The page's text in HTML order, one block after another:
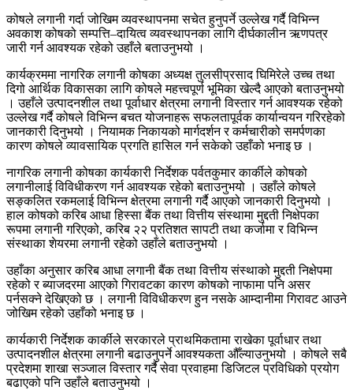
कोषले लगानी गर्दा जोखिम व्यवस्थापनमा सचेत हुनुपर्ने उल्लेख गर्दै विभिन्न
अवकाश कोषको सम्पत्ति–दायित्व व्यवस्थापनका लागि दीर्घकालीन ऋणपत्र
जारी गर्न आवश्यक रहेको उहाँले बताउनुभयो ।
कार्यक्रममा नागरिक लगानी कोषका अध्यक्ष तुलसीप्रसाद घिमिरेले उच्च तथा
दिगो आर्थिक विकासका लागि कोषले महत्त्वपूर्ण भूमिका खेल्दै आएको बताउनुभयो
। उहाँले उत्पादनशील तथा पूर्वाधार क्षेत्रमा लगानी विस्तार गर्न आवश्यक रहेको
उल्लेख गर्दै कोषले विभिन्न बचत योजनाहरू सफलतापूर्वक कार्यान्वयन गरिरहेको
जानकारी दिनुभयो । नियामक निकायको मार्गदर्शन र कर्मचारीको समर्पणका
कारण कोषले व्यावसायिक प्रगति हासिल गर्न सकेको उहाँको भनाइ छ ।
नागरिक लगानी कोषका कार्यकारी निर्देशक पर्वतकुमार कार्कीले कोषको
लगानीलाई विविधीकरण गर्न आवश्यक रहेको बताउनुभयो । उहाँले कोषले
सङ्कलित रकमलाई विभिन्न क्षेत्रमा लगानी गर्दै आएको जानकारी दिनुभयो ।
हाल कोषको करिब आधा हिस्सा बैंक तथा वित्तीय संस्थामा मुद्दती निक्षेपका
रूपमा लगानी गरिएको, करिब २२ प्रतिशत सापटी तथा कर्जामा र विभिन्न
संस्थाका शेयरमा लगानी रहेको उहाँले बताउनुभयो ।
उहाँका अनुसार करिब आधा लगानी बैंक तथा वित्तीय संस्थाको मुद्दती निक्षेपमा
रहेको र ब्याजदरमा आएको गिरावटका कारण कोषको नाफामा पनि असर
पर्नसक्ने देखिएको छ । लगानी विविधीकरण हुन नसके आम्दानीमा गिरावट आउने
जोखिम रहेको उहाँको भनाइ छ ।
कार्यकारी निर्देशक कार्कीले सरकारले प्राथमिकतामा राखेका पूर्वाधार तथा
उत्पादनशील क्षेत्रमा लगानी बढाउनुपर्ने आवश्यकता औँल्याउनुभयो । कोषले सबै
प्रदेशमा शाखा सञ्जाल विस्तार गर्दै सेवा प्रवाहमा डिजिटल प्रविधिको प्रयोग
बढाएको पनि उहाँले बताउनुभयो ।